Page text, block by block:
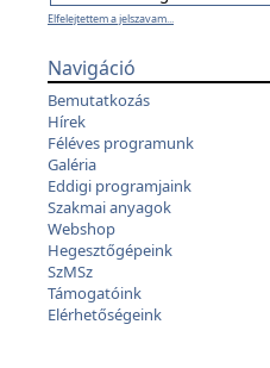
Elfelejtettem a jelszavam...
Navigáció
Bemutatkozás
Hírek
Féléves programunk
Galéria
Eddigi programjaink
Szakmai anyagok
Webshop
Hegesztőgépeink
SzMSz
Támogatóink
Elérhetőségeink